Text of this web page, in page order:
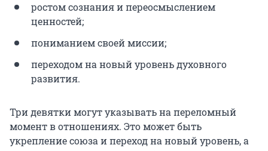
ростом сознания и переосмыслением
ценностей;
пониманием своей миссии;
переходом на новый уровень духовного
развития.
Три девятки могут указывать на переломный
момент в отношениях. Это может быть
укрепление союза и переход на новый уровень, а